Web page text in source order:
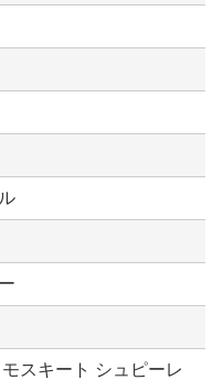
スキート シュピーレ